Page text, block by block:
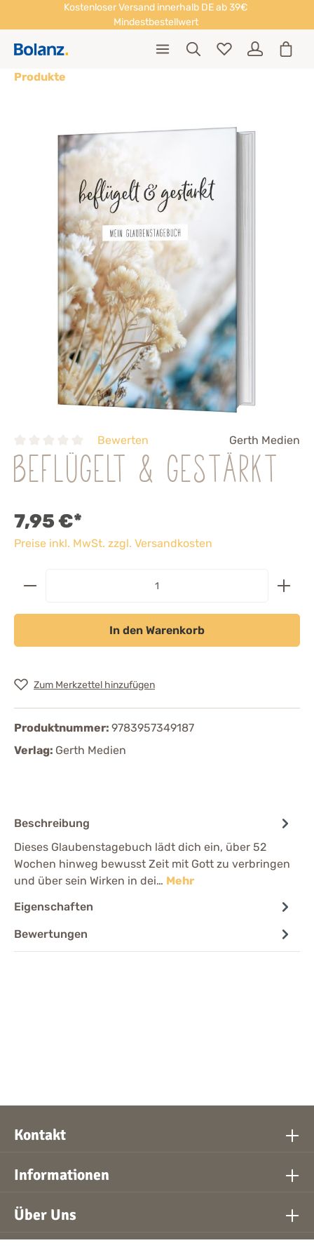
Kostenloser Versand innerhalb DE ab 39€
Mindestbestellwert
Produkte
Bewerten Gerth Medien
beflügelt & gestärkt
7,95 €*
Preise inkl. MwSt. zzgl. Versandkosten
In den Warenkorb
Zum Merkzettel hinzufügen
Produktnummer: 9783957349187
Verlag: Gerth Medien
Beschreibung
Dieses Glaubenstagebuch lädt dich ein, über 52
Wochen hinweg bewusst Zeit mit Gott zu verbringen
und über sein Wirken in dei… Mehr
Eigenschaften
Bewertungen
Kontakt
Informationen
Über Uns